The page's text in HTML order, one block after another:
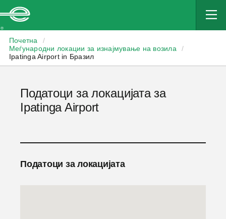
Почетна
/
Меѓународни локации за изнајмување на возила
/
Ipatinga Airport in Бразил
Податоци за локацијата за
Ipatinga Airport
Податоци за локацијата